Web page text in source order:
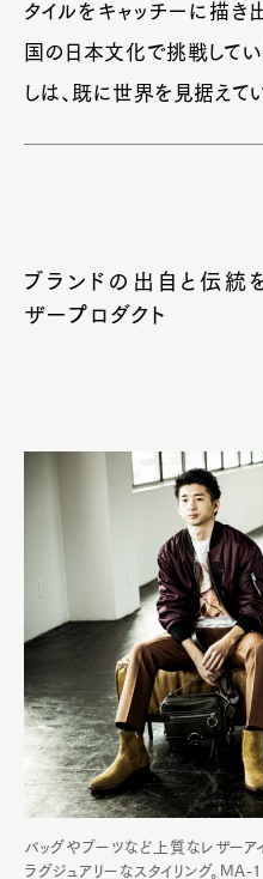
タイルをキャッチーに描き
国の日本文化で挑戦して
しは、既に世界を見据えてい
ブランドの出自と伝統
ザープロダクト
バッグやブーツなど上質なレザーア
ラグジュアリーなスタイリング。